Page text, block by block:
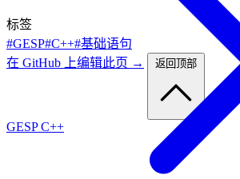
标签
#GESP#C++#基础语句
在 GitHub 上编辑此页 →
返回顶部
GESP C++